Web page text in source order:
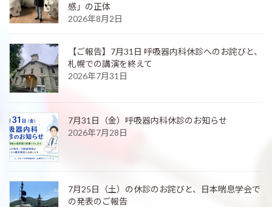
感」の正体
2026年8月2日
【ご報告】7月31日 呼吸器内科休診へのお詫びと、
札幌での講演を終えて
2026年7月31日
7月31日（金）呼吸器内科休診のお知らせ
2026年7月28日
7月25日（土）の休診のお詫びと、日本喘息学会で
の発表のご報告